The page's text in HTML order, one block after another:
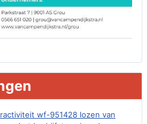
wf-951428 lozen van